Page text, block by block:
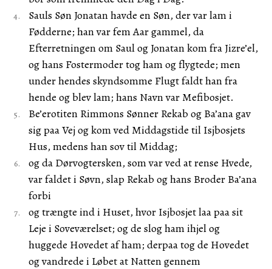
Sauls Søn Jonatan havde en Søn, der var lam i
Fødderne; han var fem Aar gammel, da
Efterretningen om Saul og Jonatan kom fra Jizre’el,
og hans Fostermoder tog ham og flygtede; men
under hendes skyndsomme Flugt faldt han fra
hende og blev lam; hans Navn var Mefibosjet.
Be’erotiten Rimmons Sønner Rekab og Ba’ana gav
sig paa Vej og kom ved Middagstide til Isjbosjets
Hus, medens han sov til Middag;
og da Dørvogtersken, som var ved at rense Hvede,
var faldet i Søvn, slap Rekab og hans Broder Ba’ana
forbi
og trængte ind i Huset, hvor Isjbosjet laa paa sit
Leje i Soveværelset; og de slog ham ihjel og
huggede Hovedet af ham; derpaa tog de Hovedet
og vandrede i Løbet at Natten gennem